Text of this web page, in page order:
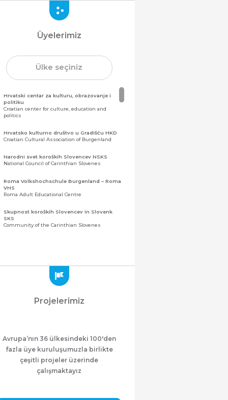
Üyelerimiz
Ülke seçiniz
Hrvatski centar za kulturu, obrazovanje i
politiku
Croatian center for culture, education and
politics
Hrvatsko kulturno društvo u Gradišću HKD
Croatian Cultural Association of Burgenland
Narodni svet koroških Slovencev NSKS
National Council of Carinthian Slovenes
Roma Volkshochschule Burgenland – Roma
VHS
Roma Adult Educational Centre
Skupnost koroških Slovencev in Slovenk
SKS
Community of the Carinthian Slovenes
Zajednica Crnogoraca u Albaniji “ZCGA” -
Meshet Türkleri Cemiyeti Azerbaycan’da
“VATAN”
"Vatan" Public Union of Ahiska Turks living in
Azerbaijan
Projelerimiz
Avrupa’nın 36 ülkesindeki 100'den
fazla üye kuruluşumuzla birlikte
çeşitli projeler üzerinde
çalışmaktayız